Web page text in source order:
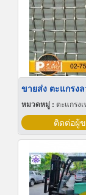
หมวดหมู่ : ตะแกรงเหล็
ติดต่อผู้